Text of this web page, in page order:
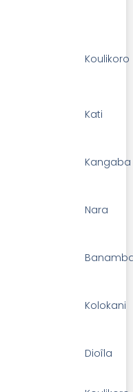
Koulikoro
Kati
Kangaba
Nara
Kolokani
Dioîla